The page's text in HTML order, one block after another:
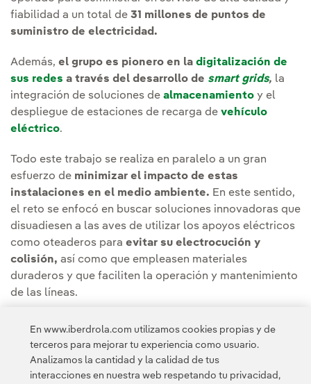
fiabilidad a un total de 31 millones de puntos de
suministro de electricidad.
Además, el grupo es pionero en la digitalización de
sus redes a través del desarrollo de smart grids, la
integración de soluciones de almacenamiento y el
despliegue de estaciones de recarga de vehículo
eléctrico.
Todo este trabajo se realiza en paralelo a un gran
esfuerzo de minimizar el impacto de estas
instalaciones en el medio ambiente. En este sentido,
el reto se enfocó en buscar soluciones innovadoras que
disuadiesen a las aves de utilizar los apoyos eléctricos
como oteaderos para evitar su electrocución y
colisión, así como que empleasen materiales
duraderos y que faciliten la operación y mantenimiento
de las líneas.
El proyecto se desarrollará en colaboración con los
técnicos especialistas del área de redes de
Iberdrola.
En www.iberdrola.com utilizamos cookies propias y de
terceros para mejorar tu experiencia como usuario.
Analizamos la cantidad y la calidad de tus
interacciones en nuestra web respetando tu privacidad,